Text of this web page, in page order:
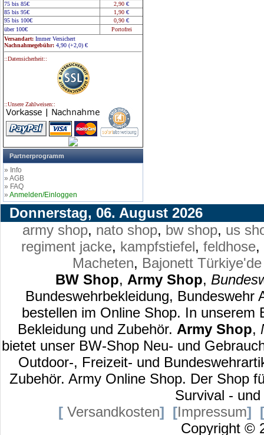
75 bis 85€
2,90 €
85 bis 95€
1,90 €
95 bis 100€
0,90 €
über 100€
Portofrei
Versandart: Immer Versichert
Nachnahmegebühr: 4,90 (+2,0) €
::Datensicherheit::
::Unsere Zahlweisen::
Partnerprogramm
» Info
» AGB
» FAQ
» Anmelden/Einloggen
Donnerstag, 06. August 2026
army shop, nato shop, bw shop, us
regiment jacke, kampfstiefel, feldhose,
Macheten, Bajonett
BW Shop, Army Shop,
Bundeswehrbekleidung,
bestellen im Online Shop. In
Bekleidung und Zubehör. Army Shop,
bietet unser BW-Shop Neu- und
Outdoor-, Freizeit- und
Zubehör. Army Online Shop. Der Shop
Survival -
[ Versandkosten] [Impressum] [
Copyright ©